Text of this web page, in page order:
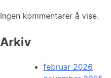
Ingen kommentarer å vise.
Arkiv
februar 2026